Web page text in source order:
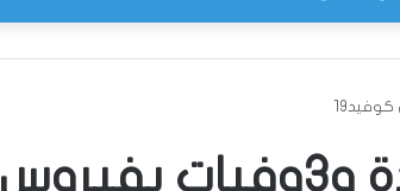
مالي: 18إصابة جديدة و3وفيات بفيروس